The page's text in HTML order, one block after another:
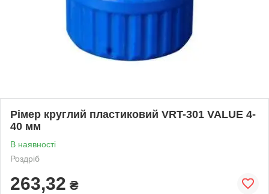
Рімер круглий пластиковий VRT-301 VALUE 4-
40 мм
В наявності
Роздріб
263,32 ₴